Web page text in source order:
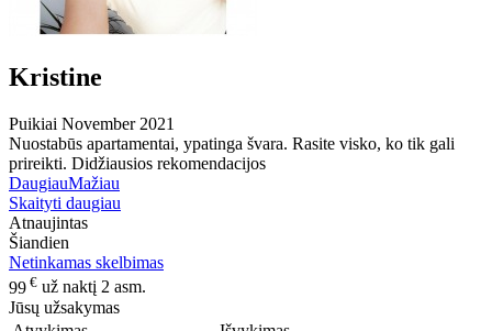
Kristine
Puikiai November 2021
Nuostabūs apartamentai, ypatinga švara. Rasite visko, ko tik gali
prireikti. Didžiausios rekomendacijos
DaugiauMažiau
Skaityti daugiau
Atnaujintas
Šiandien
Netinkamas skelbimas
99 € už naktį 2 asm.
Jūsų užsakymas